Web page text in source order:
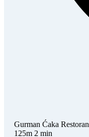
Gurman Ćaka Restoran
125m 2 min